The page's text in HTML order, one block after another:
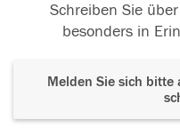
Schreiben Sie
besonders in
Melden Sie sich bitte